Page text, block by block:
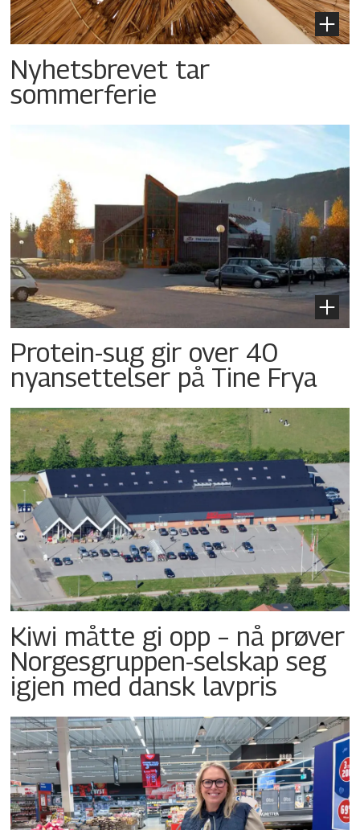
Nyhetsbrevet tar
sommerferie
Protein-sug gir over 40
nyansettelser på Tine Frya
Kiwi måtte gi opp – nå prøver
Norgesgruppen-selskap seg
igjen med dansk lavpris